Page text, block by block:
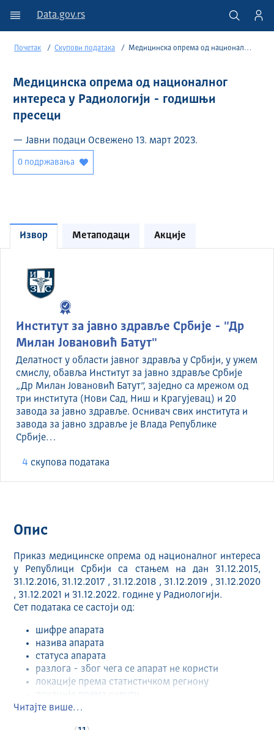
Data.gov.rs
Почетак Скупови података Медицинска опрема од националног интереса у Радиологији - годишњи пресеци
Медицинска опрема од националног
интереса у Радиологији - годишњи
пресеци
— Јавни подаци Освежено 13. март 2023.
0 подржавања
Извор Метаподаци Акције
Институт за јавно здравље Србије - "Др
Милан Јовановић Батут"
Делатност у области јавног здравља у Србији, у ужем
смислу, обавља Институт за јавно здравље Србије
„Др Милан Јовановић Батут”, заједно са мрежом од
три института (Нови Сад, Ниш и Крагујевац) и 20
завода за јавно здравље. Оснивач свих института и
завода за јавно здравље је Влада Републике
Србије…
4 скуповa података
Опис
Приказ медицинске опрема од националног интереса
у Републици Србији са стањем на дан 31.12.2015,
31.12.2016, 31.12.2017 , 31.12.2018 , 31.12.2019 , 31.12.2020
, 31.12.2021 и 31.12.2022. године у Радиологији.
Сет података се састоји од:
шифре апарата
назива апарата
статуса апарата
разлога - због чега се апарат не користи
локације према статистичком региону
године производње
Читајте више…